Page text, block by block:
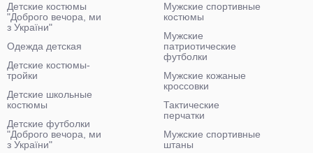
Детские костюмы
"Доброго вечора, ми
з України"
Одежда детская
Детские костюмы-
тройки
Детские школьные
костюмы
Детские футболки
"Доброго вечора, ми
з України"
Мужские спортивные
костюмы
Мужские
патриотические
футболки
Мужские кожаные
кроссовки
Тактические
перчатки
Мужские спортивные
штаны